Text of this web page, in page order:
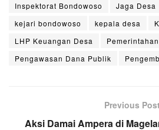
Inspektorat Bondowoso
Jaga Desa
kejari bondowoso
kepala desa
LHP Keuangan Desa
Pengawasan Dana Publik
Previous Post
Aksi Damai Ampera di